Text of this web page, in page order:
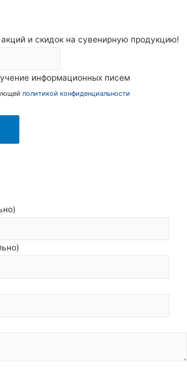
акций и скидок на сувенирную продукцию!
информационных писем
политикой конфиденциальности